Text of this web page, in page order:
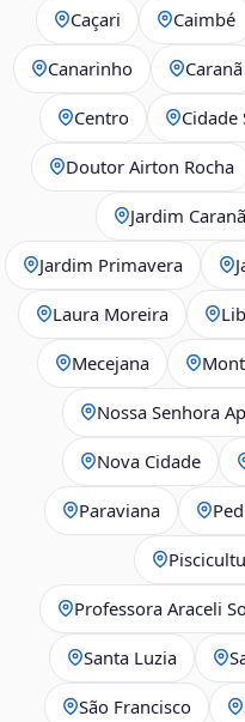
Caçari Caimbé
Canarinho Caranã
Centro Cidade
Doutor Airton Rocha
Jardim Caranã
Jardim Primavera
Laura Moreira
Mecejana
Nossa Senhora
Nova Cidade
Paraviana
Professora Araceli
Santa Luzia
São Francisco